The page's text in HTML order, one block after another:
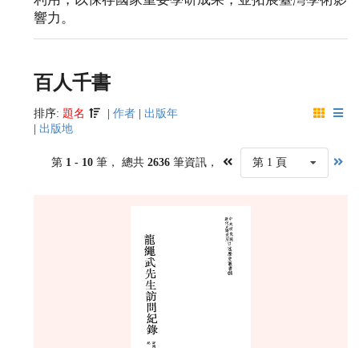
響力。
百人千書
排序: 題名 |作者
出版年
出版地
第 1 - 10 筆， 總共 2636筆資訊， 第 1 頁